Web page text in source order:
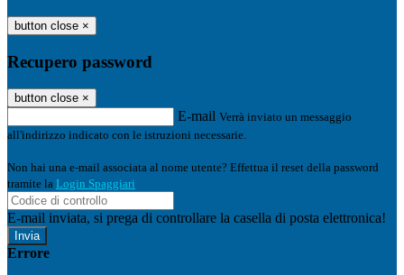
button close ×
Recupero password
button close ×
E-mail Verrà inviato un messaggio
all'indirizzo indicato con le istruzioni necessarie.
Non hai una e-mail associata al nome utente? Effettua il reset della password
tramite la Login Spaggiari
E-mail inviata, si prega di controllare la casella di posta elettronica!
Errore